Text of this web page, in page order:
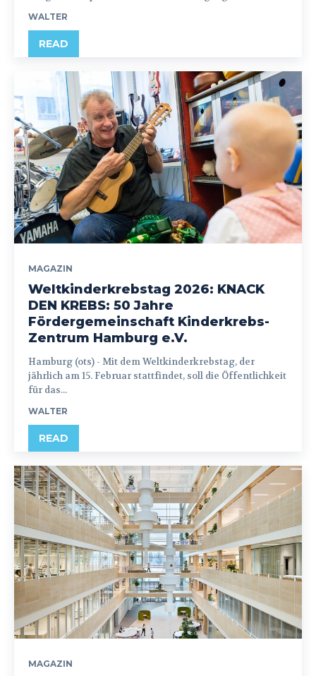
WALTER
READ
MAGAZIN
Weltkinderkrebstag 2026: KNACK
DEN KREBS: 50 Jahre
Fördergemeinschaft Kinderkrebs-
Zentrum Hamburg e.V.
Hamburg (ots) - Mit dem Weltkinderkrebstag, der
jährlich am 15. Februar stattfindet, soll die Öffentlichkeit
für das...
WALTER
READ
MAGAZIN